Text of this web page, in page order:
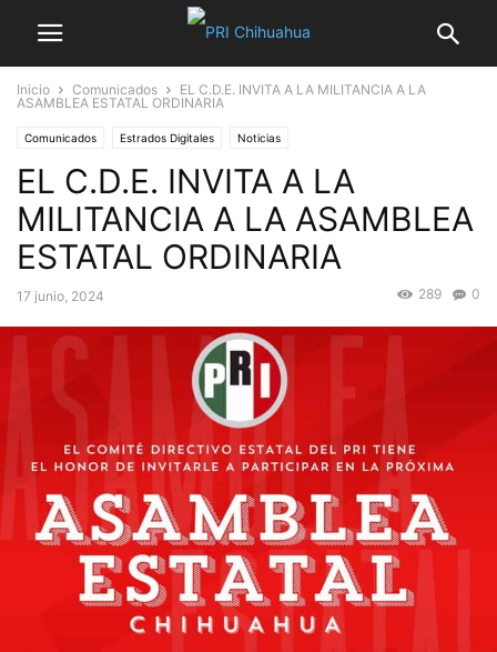
Inicio Comunicados
EL C.D.E. INVITA A LA MILITANCIA A LA
ASAMBLEA ESTATAL ORDINARIA
Comunicados Estrados Digitales Noticias
EL C.D.E. INVITA A LA
MILITANCIA A LA ASAMBLEA
ESTATAL ORDINARIA
17 junio, 2024 0
289